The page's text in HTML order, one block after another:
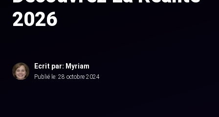
2026
Ecrit par: Myriam
Publié le: 28 octobre 2024